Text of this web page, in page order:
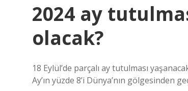
2024 ay
olacak?
18 Eylül’de parçalı ay tutulması
Ay’ın yüzde 8’i Dünya’nın gölgesinden